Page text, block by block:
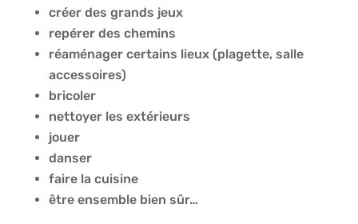
créer des grands jeux
repérer des chemins
réaménager certains lieux (plagette, salle
accessoires)
bricoler
nettoyer les extérieurs
jouer
danser
faire la cuisine
être ensemble bien sûr…